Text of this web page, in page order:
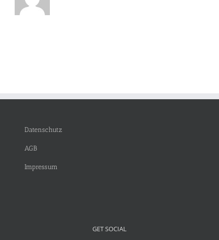
Datenschutz
AGB
Impressum
GET SOCIAL